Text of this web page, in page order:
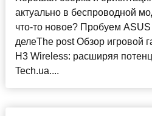
актуально в беспроводной
что-то новое? Пробуем
делеThe post Обзор игровой
H3 Wireless: расширяя
Tech.ua....